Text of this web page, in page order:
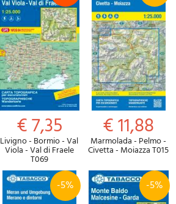
€ 7,35
Livigno - Bormio - Val
Viola - Val di Fraele
T069
€ 11,88
Marmolada - Pelmo -
Civetta - Moiazza T015
-5% -5%